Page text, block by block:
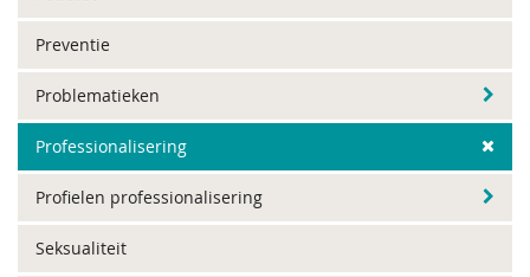
Preventie
Problematieken
Professionalisering
Profielen professionalisering
Seksualiteit